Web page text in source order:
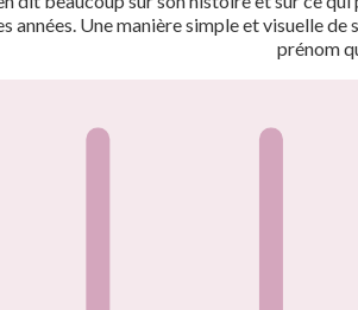
années. Une manière simple et visuelle
prénom